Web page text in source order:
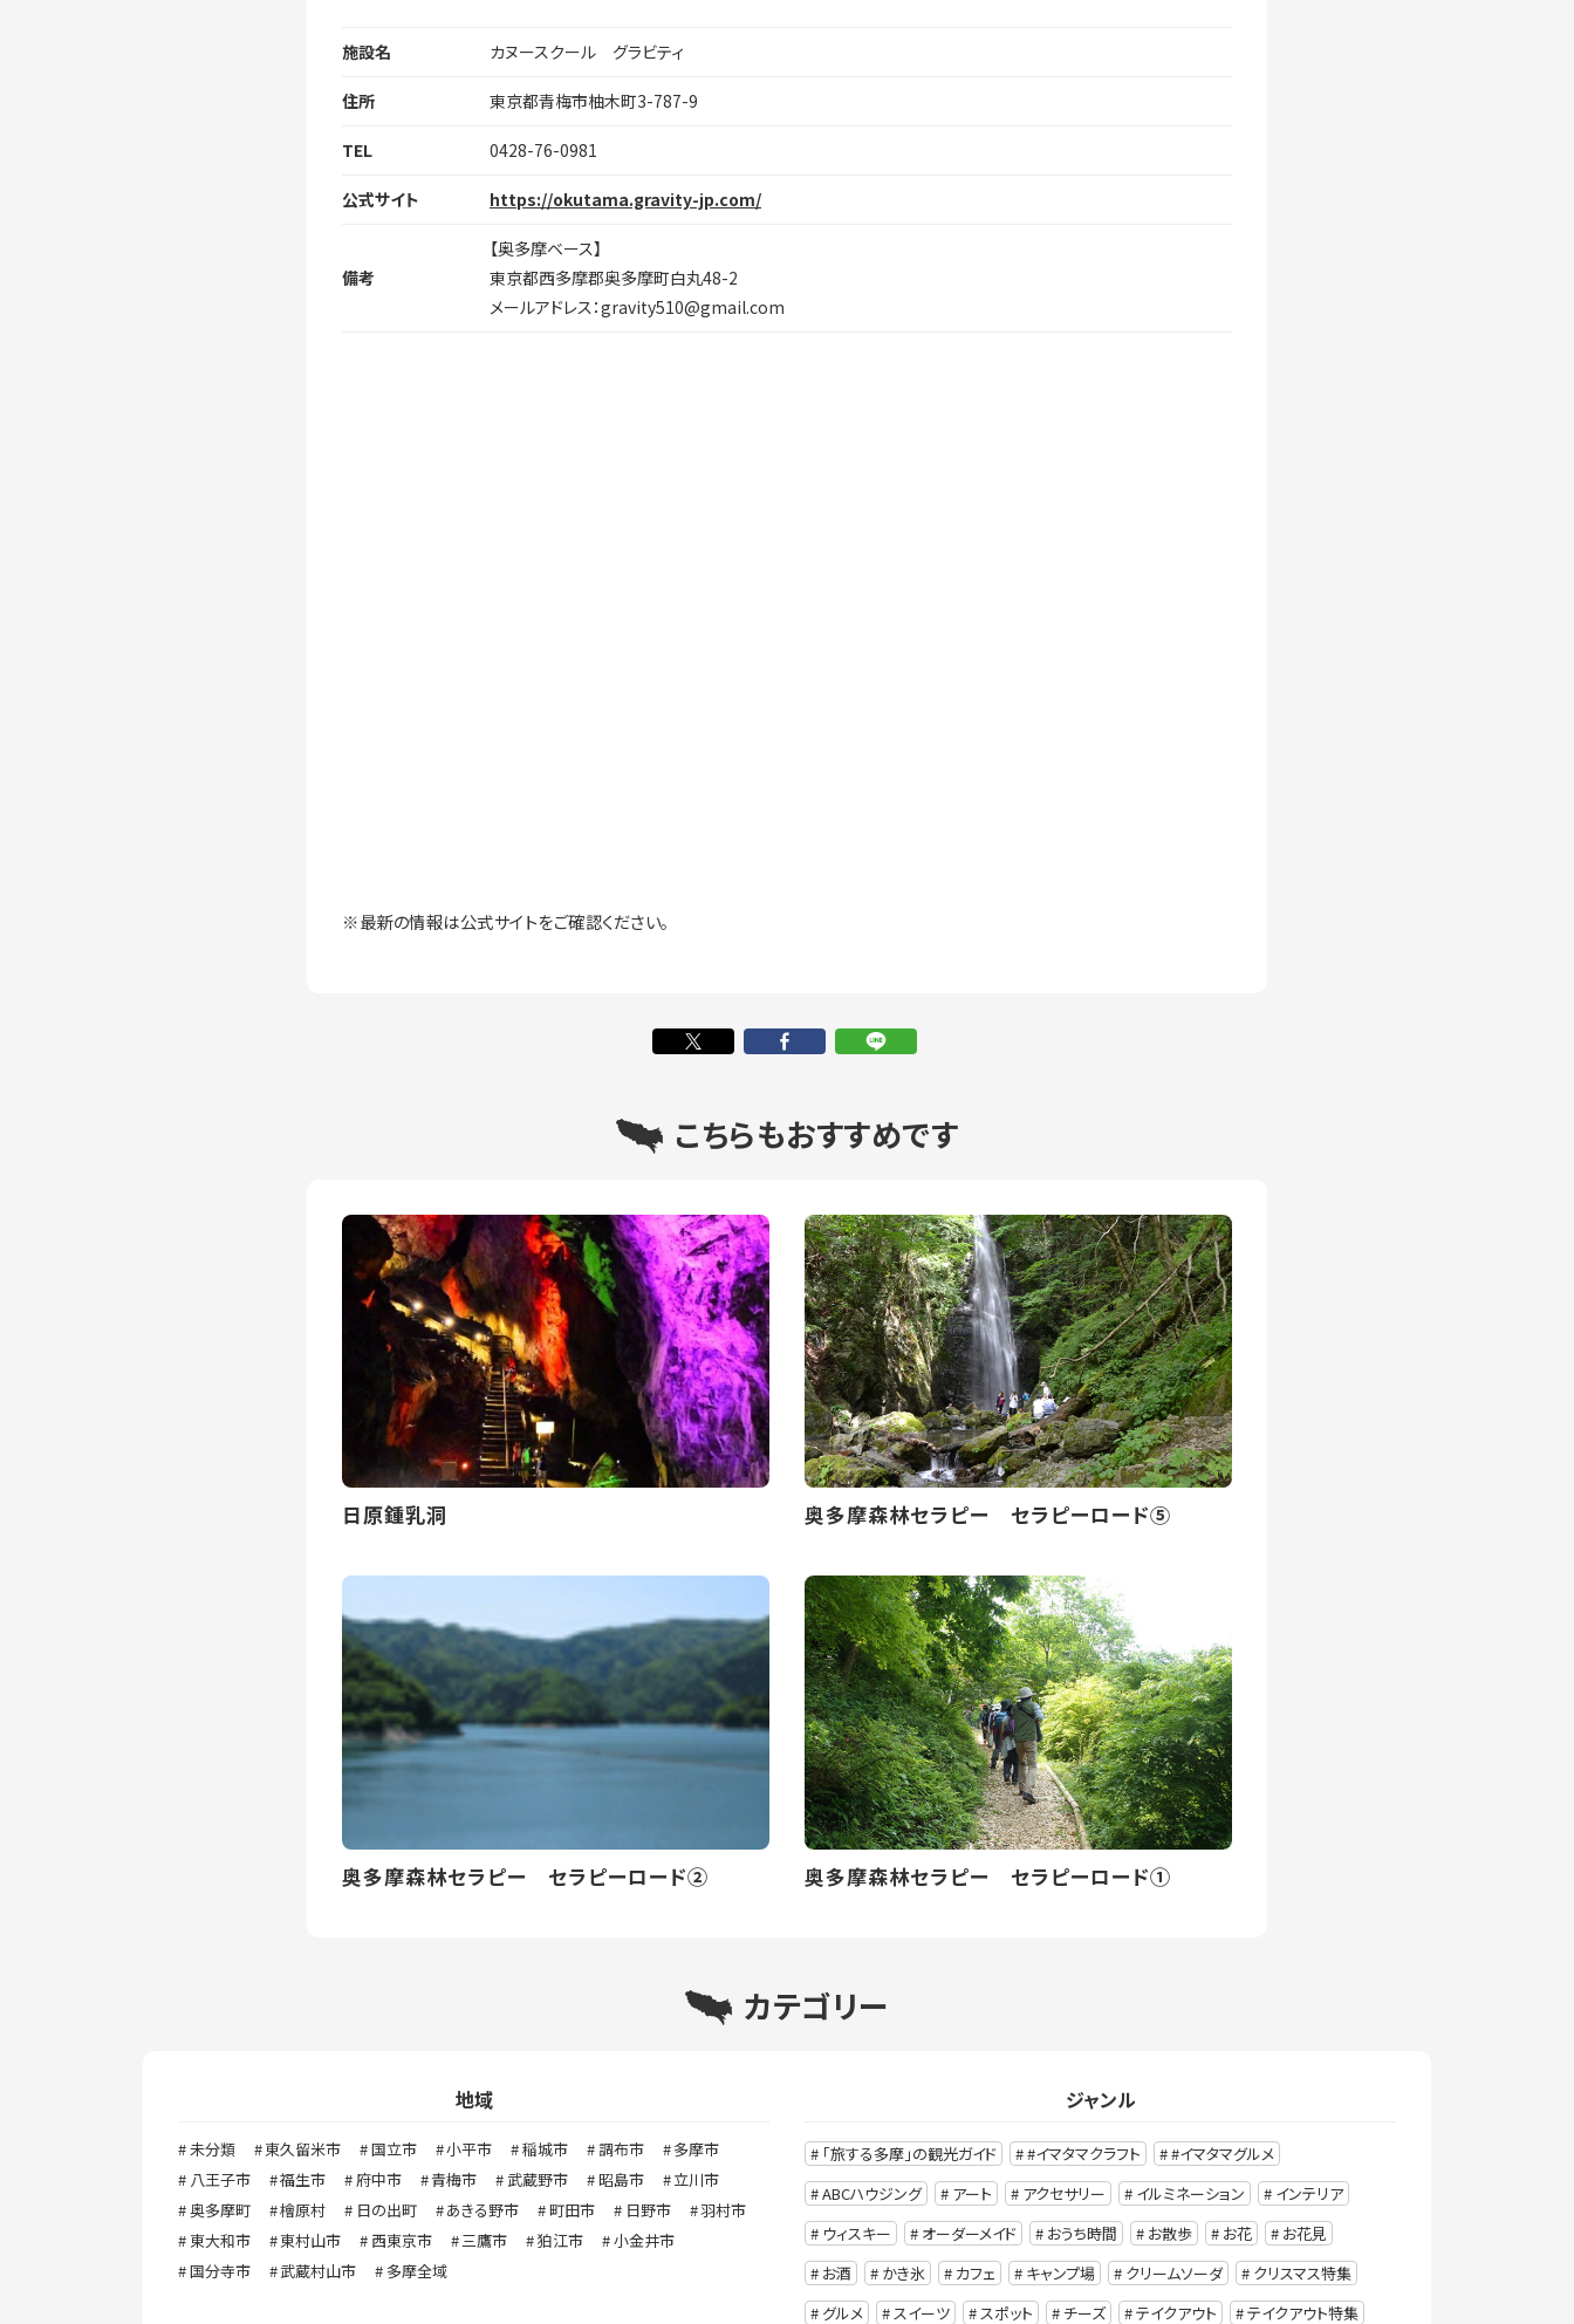
施設名 カヌースクール グラビティ
住所 東京都青梅市柚木町3-787-9
TEL 0428-76-0981
公式サイト https://okutama.gravity-jp.com/
備考
【奥多摩ベース】
東京都西多摩郡奥多摩町白丸48-2
メールアドレス：gravity510@gmail.com
※最新の情報は公式サイトをご確認ください。
こちらもおすすめです
日原鍾乳洞 奥多摩森林セラピー セラピーロード⑤
奥多摩森林セラピー セラピーロード② 奥多摩森林セラピー セラピーロード①
カテゴリー
地域
未分類 東久留米市 国立市 小平市 稲城市 調布市
多摩市
八王子市
福生市 府中市 青梅市 武蔵野市 昭島市
立川市
奥多摩町
檜原村 日の出町 あきる野市 町田市 日野市
羽村市
東大和市
東村山市 西東京市 三鷹市 狛江市
小金井市
国分寺市
武蔵村山市 多摩全域
ジャンル
「旅する多摩」の観光ガイド #イマタマクラフト
#イマタマグルメ
ABCハウジング
アート アクセサリー イルミネーション
インテリア
ウィスキー
オーダーメイド おうち時間 お散歩 お花
お花見
お酒
かき氷 カフェ キャンプ場 クリームソーダ
クリスマス特集
グルメ
スイーツ スポット チーズ テイクアウト テイクアウト特集